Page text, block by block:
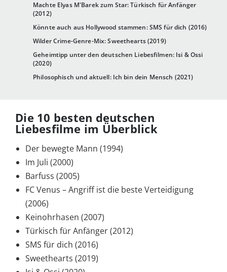
Machte Elyas M'Barek zum Star: Türkisch für Anfänger
(2012)
Könnte auch aus Hollywood stammen: SMS für dich (2016)
Wilder Crime-Genre-Mix: Sweethearts (2019)
Geheimtipp unter den deutschen Liebesfilmen: Isi & Ossi
(2020)
Philosophisch und aktuell: Ich bin dein Mensch (2021)
Die 10 besten deutschen
Liebesfilme im Überblick
Der bewegte Mann (1994)
Im Juli (2000)
Barfuss (2005)
FC Venus – Angriff ist die beste Verteidigung
(2006)
Keinohrhasen (2007)
Türkisch für Anfänger (2012)
SMS für dich (2016)
Sweethearts (2019)